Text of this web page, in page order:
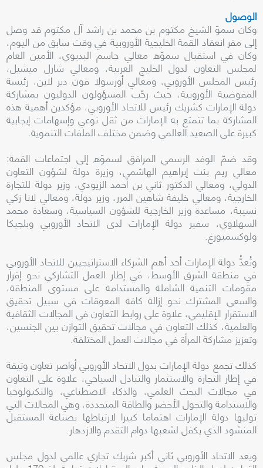
الوصول
وكان سموّ الشيخ مكتوم بن محمد بن راشد آل مكتوم قد وصل
إلى مقر انعقاد القمة الخليجية الأوروبية في وقت سابق من اليوم،
وكان في استقبال سموّه معالي جاسم البديوي، الأمين العام
لمجلس التعاون لدول الخليج العربية، ومعالي شارل ميشيل،
رئيس المجلس الأوروبي، ومعالي أورسولا فون دير لاين، رئيسة
المفوضية الأوروبية، حيث رحّب المسؤولون الدوليون بمشاركة
دولة الإمارات كشريك رئيس للاتحاد الأوروبي، مؤكدين أهمية هذه
المشاركة بما تتمتع به الإمارات من ثقل نوعي وإسهامات إيجابية
كبيرة على الصعيد العالمي وضمن مختلف الملفات التنموية.
وقد ضمّ الوفد الرسمي المرافق لسموّه إلى اجتماعات القمة:
معالي ريم بنت إبراهيم الهاشمي، وزيرة دولة لشؤون التعاون
الدولي، ومعالي الدكتور ثاني بن أحمد الزيودي، وزير دولة للتجارة
الخارجية، ومعالي خليفة شاهين المرر، وزير دولة، ومعالي لانا زكي
نسيبة، مساعدة وزير الخارجية للشؤون السياسية، وسعادة محمد
السهلاوي، سفير دولة الإمارات لدى الاتحاد الأوروبي وبلجيكا
ولوكسمبورغ.
وتُعدُّ دولة الإمارات أحد أهم الشركاء الاستراتيجيين للاتحاد الأوروبي
في منطقة الشرق الأوسط، في إطار العمل التشاركي نحو إقرار
مقومات التنمية الشاملة والمستدامة على مستوى المنطقة،
والسعي المشترك نحو إزالة كافة المعوقات في سبيل تحقيق
الاستقرار الإقليمي، علاوة على روابط التعاون في المجالات الثقافية
والعلمية، كذلك التعاون في مجالات تحقيق التوازن بين الجنسين،
وتعزيز مشاركة المرأة في مجالات العمل المختلفة.
كذلك تجمع دولة الإمارات بدول الاتحاد الأوروبي أواصر تعاون وثيقة
في إطار التجارة والاستثمار والتبادل السياحي، علاوة على التعاون
في مجالات البحث العلمي، والذكاء الاصطناعي، والتكنولوجيا
والاستدامة والتحول الأخضر والطاقة المتجددة، وهي المجالات التي
توليها دولة الإمارات اهتماما كبيرا لارتباطها بصناعة المستقبل
المنشود الذي يكفل لشعبها دوام التقدم والازدهار.
ويعد الاتحاد الأوروبي ثاني أكبر شريك تجاري عالمي لدول مجلس